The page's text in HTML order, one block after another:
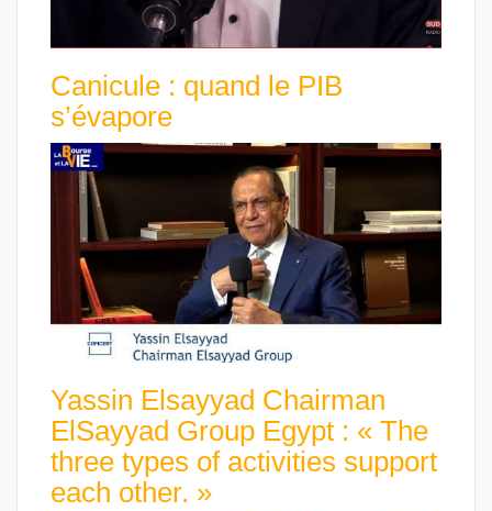
Canicule : quand le PIB
s’évapore
Yassin Elsayyad Chairman
ElSayyad Group Egypt : « The
three types of activities support
each other. »